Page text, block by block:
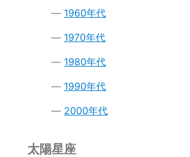
1960年代
1970年代
1980年代
1990年代
2000年代
太陽星座